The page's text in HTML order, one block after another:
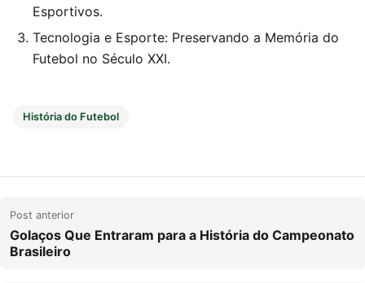
Esportivos.
Tecnologia e Esporte: Preservando a Memória do
Futebol no Século XXI.
História do Futebol
Post anterior
Golaços Que Entraram para a História do Campeonato
Brasileiro